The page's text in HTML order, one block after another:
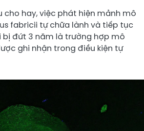
cho hay, việc phát hiện mảnh mô
fabricii tự chữa lành và tiếp tục
bị đứt 3 năm là trường hợp mô
ghi nhận trong điều kiện tự